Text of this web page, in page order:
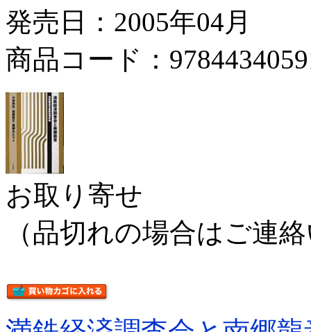
発売日：2005年04月
商品コード：
お取り寄せ
（品切れの場合はご連